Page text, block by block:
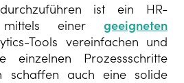
ist ein HR-
mittels einer geeigneten
Tools vereinfachen und
einzelnen Prozessschritte
schaffen auch eine solide